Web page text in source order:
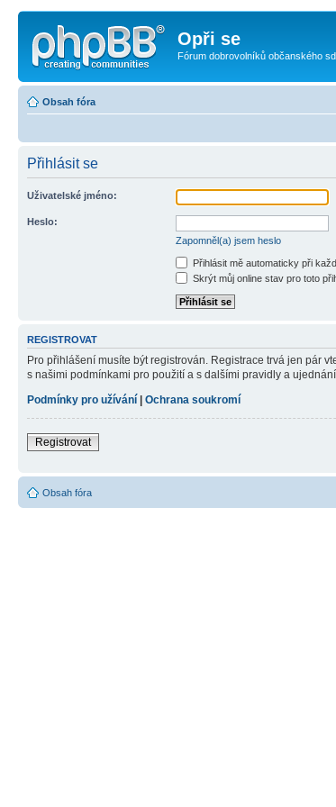
Opři se
Fórum dobrovolníků občanského
Obsah fóra
Přihlásit se
Uživatelské jméno:
Heslo:
Zapomněl(a) jsem heslo
Přihlásit mě automaticky při
Skrýt můj online stav pro toto
REGISTROVAT
Pro přihlášení musíte být registrován. Registrace trvá jen pár
s našimi podmínkami pro použití a s dalšími pravidly a
Podmínky pro užívání
Ochrana soukromí
Registrovat
Obsah fóra